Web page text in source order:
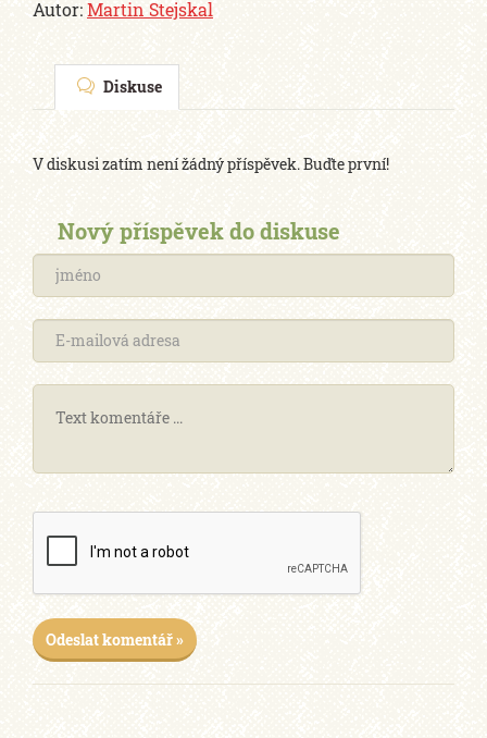
Autor:Martin Stejskal
Diskuse
V diskusi zatím není žádný příspěvek. Buďte první!
Nový příspěvek do diskuse
Odeslat komentář »